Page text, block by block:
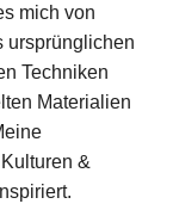
mich von
ursprünglichen
Techniken
Materialien
&